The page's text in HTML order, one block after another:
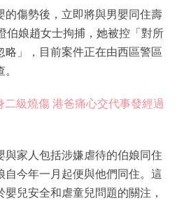
的傷勢後，立即將與男嬰同住壽
伯娘趙女士拘捕，她被控「對所
略」，目前案件正在由西區警區
級燒傷 港爸痛心交代事發經過
與家人包括涉嫌虐待的伯娘同住
自今年一月起便與他們同住。這
兒安全和虐童兒問題的關注，